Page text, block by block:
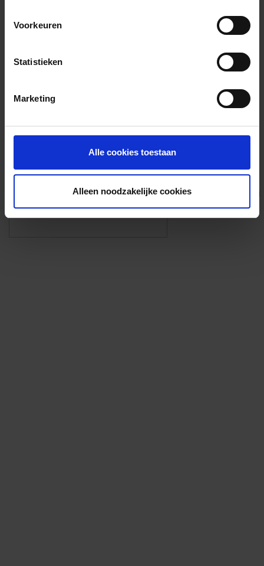
Voorkeuren
Statistieken
Marketing
Alle cookies toestaan
Alleen noodzakelijke cookies
Foto’s ({{photos.length}})
Eigen foto’s